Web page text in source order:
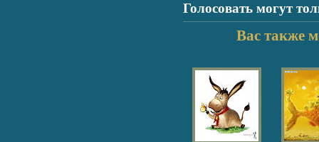
Голосовать могут
Вас также